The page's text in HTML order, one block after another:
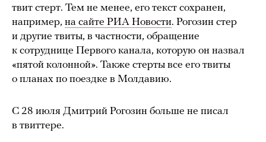
твит стерт. Тем не менее, его текст сохранен,
например, на сайте РИА Новости. Рогозин стер
и другие твиты, в частности, обращение
к сотруднице Первого канала, которую он назвал
«пятой колонной». Также стерты все его твиты
о планах по поездке в Молдавию.
С 28 июля Дмитрий Рогозин больше не писал
в твиттере.